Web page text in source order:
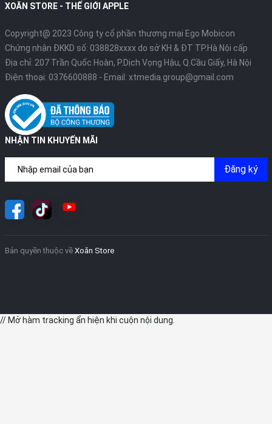
XOĂN STORE - THẾ GIỚI APPLE
Copyright@ 2023 Công ty cổ phần thương mại Ego Mobicon
Chứng nhận ĐKKD số: 038828xxxx do sở KH & ĐT TP.Hà Nội cấp
Địa chỉ: 207 Trần Quốc Hoàn, P.Dịch Vọng Hậu, Q.Cầu Giấy, Hà Nội
Điện thoại: 0376600888 - Email: xtmedia.group@gmail.com
NHẬN TIN KHUYẾN MÃI
Đăng ký
Bản quyền thuộc về Xoăn Store
// Mở hàm tracking ẩn hiện khi cuộn nội dung.